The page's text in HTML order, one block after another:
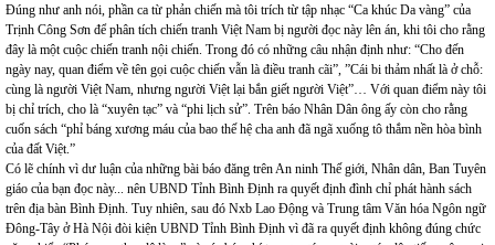
Đúng như anh nói, phần ca từ phản chiến mà tôi trích từ tập nhạc “Ca khúc Da vàng” của
Trịnh Công Sơn để phân tích chiến tranh Việt Nam bị người đọc này lên án, khi tôi cho rằng
đây là một cuộc chiến tranh nội chiến. Trong đó có những câu nhận định như: “Cho đến
ngày nay, quan điểm về tên gọi cuộc chiến vẫn là điều tranh cãi”, ”Cái bi thảm nhất là ở chỗ:
cùng là người Việt Nam, nhưng người Việt lại bắn giết người Việt”… Với quan điểm này tôi
bị chỉ trích, cho là “xuyên tạc” và “phi lịch sử”. Trên báo Nhân Dân ông ấy còn cho rằng
cuốn sách “phỉ báng xương máu của bao thế hệ cha anh đã ngã xuống tô thắm nền hòa bình
của đất Việt.”
Có lẽ chính vì dư luận của những bài báo đăng trên An ninh Thế giới, Nhân dân, Ban Tuyên
giáo của bạn đọc này... nên UBND Tỉnh Bình Định ra quyết định đình chỉ phát hành sách
trên địa bàn Bình Định. Tuy nhiên, sau đó Nxb Lao Động và Trung tâm Văn hóa Ngôn ngữ
Đông-Tây ở Hà Nội đòi kiện UBND Tỉnh Bình Định vì đã ra quyết định không đúng chức